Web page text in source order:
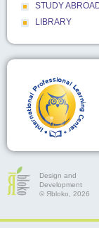
STUDY
LIBRARY
Design and
Development
© Яbloko, 2026